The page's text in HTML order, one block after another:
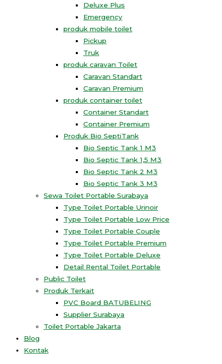
Deluxe Plus
Emergency
produk mobile toilet
Pickup
Truk
produk caravan Toilet
Caravan Standart
Caravan Premium
produk container toilet
Container Standart
Container Premium
Produk Bio SeptiTank
Bio Septic Tank 1 M3
Bio Septic Tank 1,5 M3
Bio Septic Tank 2 M3
Bio Septic Tank 3 M3
Sewa Toilet Portable Surabaya
Type Toilet Portable Urinoir
Type Toilet Portable Low Price
Type Toilet Portable Couple
Type Toilet Portable Premium
Type Toilet Portable Deluxe
Detail Rental Toilet Portable
Public Toilet
Produk Terkait
PVC Board BATUBELING
Supplier Surabaya
Toilet Portable Jakarta
Blog
Kontak